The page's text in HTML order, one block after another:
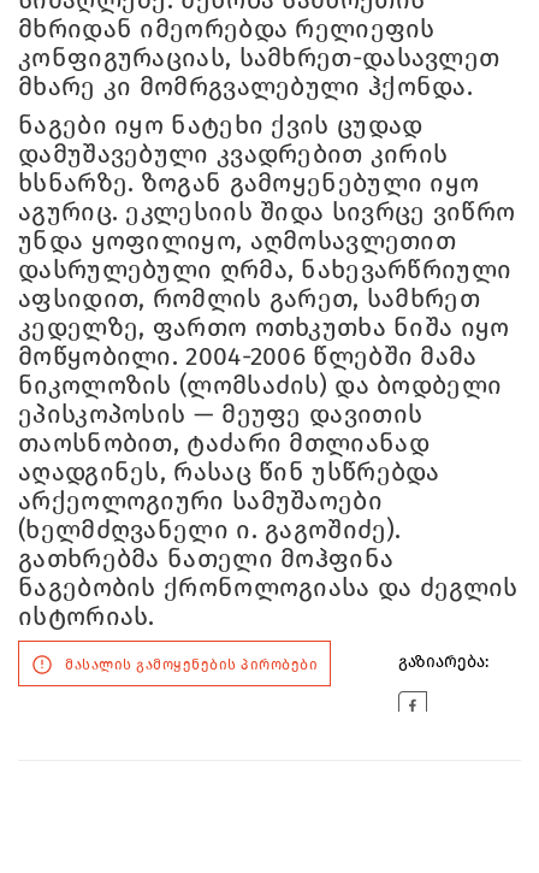
მხრიდან იმეორებდა რელიეფის
კონფიგურაციას, სამხრეთ-დასავლეთ
მხარე კი მომრგვალებული ჰქონდა.
ნაგები იყო ნატეხი ქვის ცუდად
დამუშავებული კვადრებით კირის
ხსნარზე. ზოგან გამოყენებული იყო
აგურიც. ეკლესიის შიდა სივრცე ვიწრო
უნდა ყოფილიყო, აღმოსავლეთით
დასრულებული ღრმა, ნახევარწრიული
აფსიდით, რომლის გარეთ, სამხრეთ
კედელზე, ფართო ოთხკუთხა ნიშა იყო
მოწყობილი. 2004-2006 წლებში მამა
ნიკოლოზის (ლომსაძის) და ბოდბელი
ეპისკოპოსის — მეუფე დავითის
თაოსნობით, ტაძარი მთლიანად
აღადგინეს, რასაც წინ უსწრებდა
არქეოლოგიური სამუშაოები
(ხელმძღვანელი ი. გაგოშიძე).
გათხრებმა ნათელი მოჰფინა
ნაგებობის ქრონოლოგიასა და ძეგლის
ისტორიას.
მასალის გამოყენების პირობები გაზიარება: